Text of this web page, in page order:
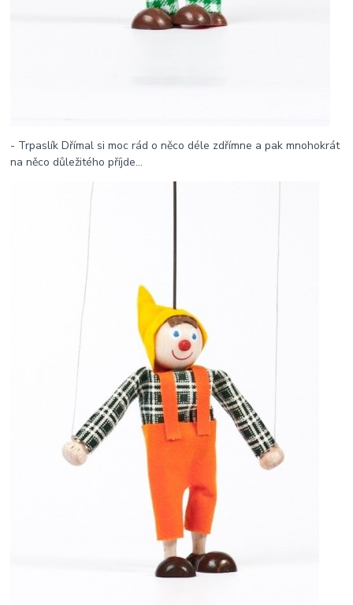
- Trpaslík Dřímal si moc rád o něco déle zdřímne a pak mnohokrát
na něco důležitého příjde...